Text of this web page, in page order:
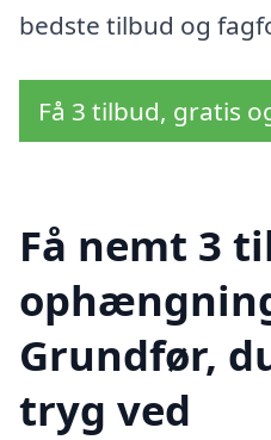
bedste tilbud og
Få 3 tilbud, gratis
Få nemt 3
Grundfør,
tryg ved